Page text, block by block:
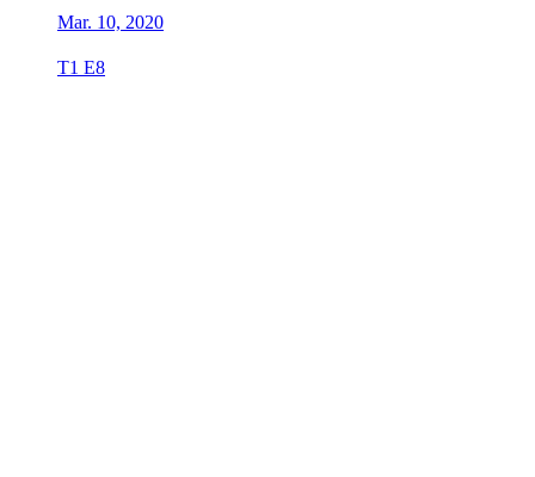
Mar. 10, 2020
T1 E8